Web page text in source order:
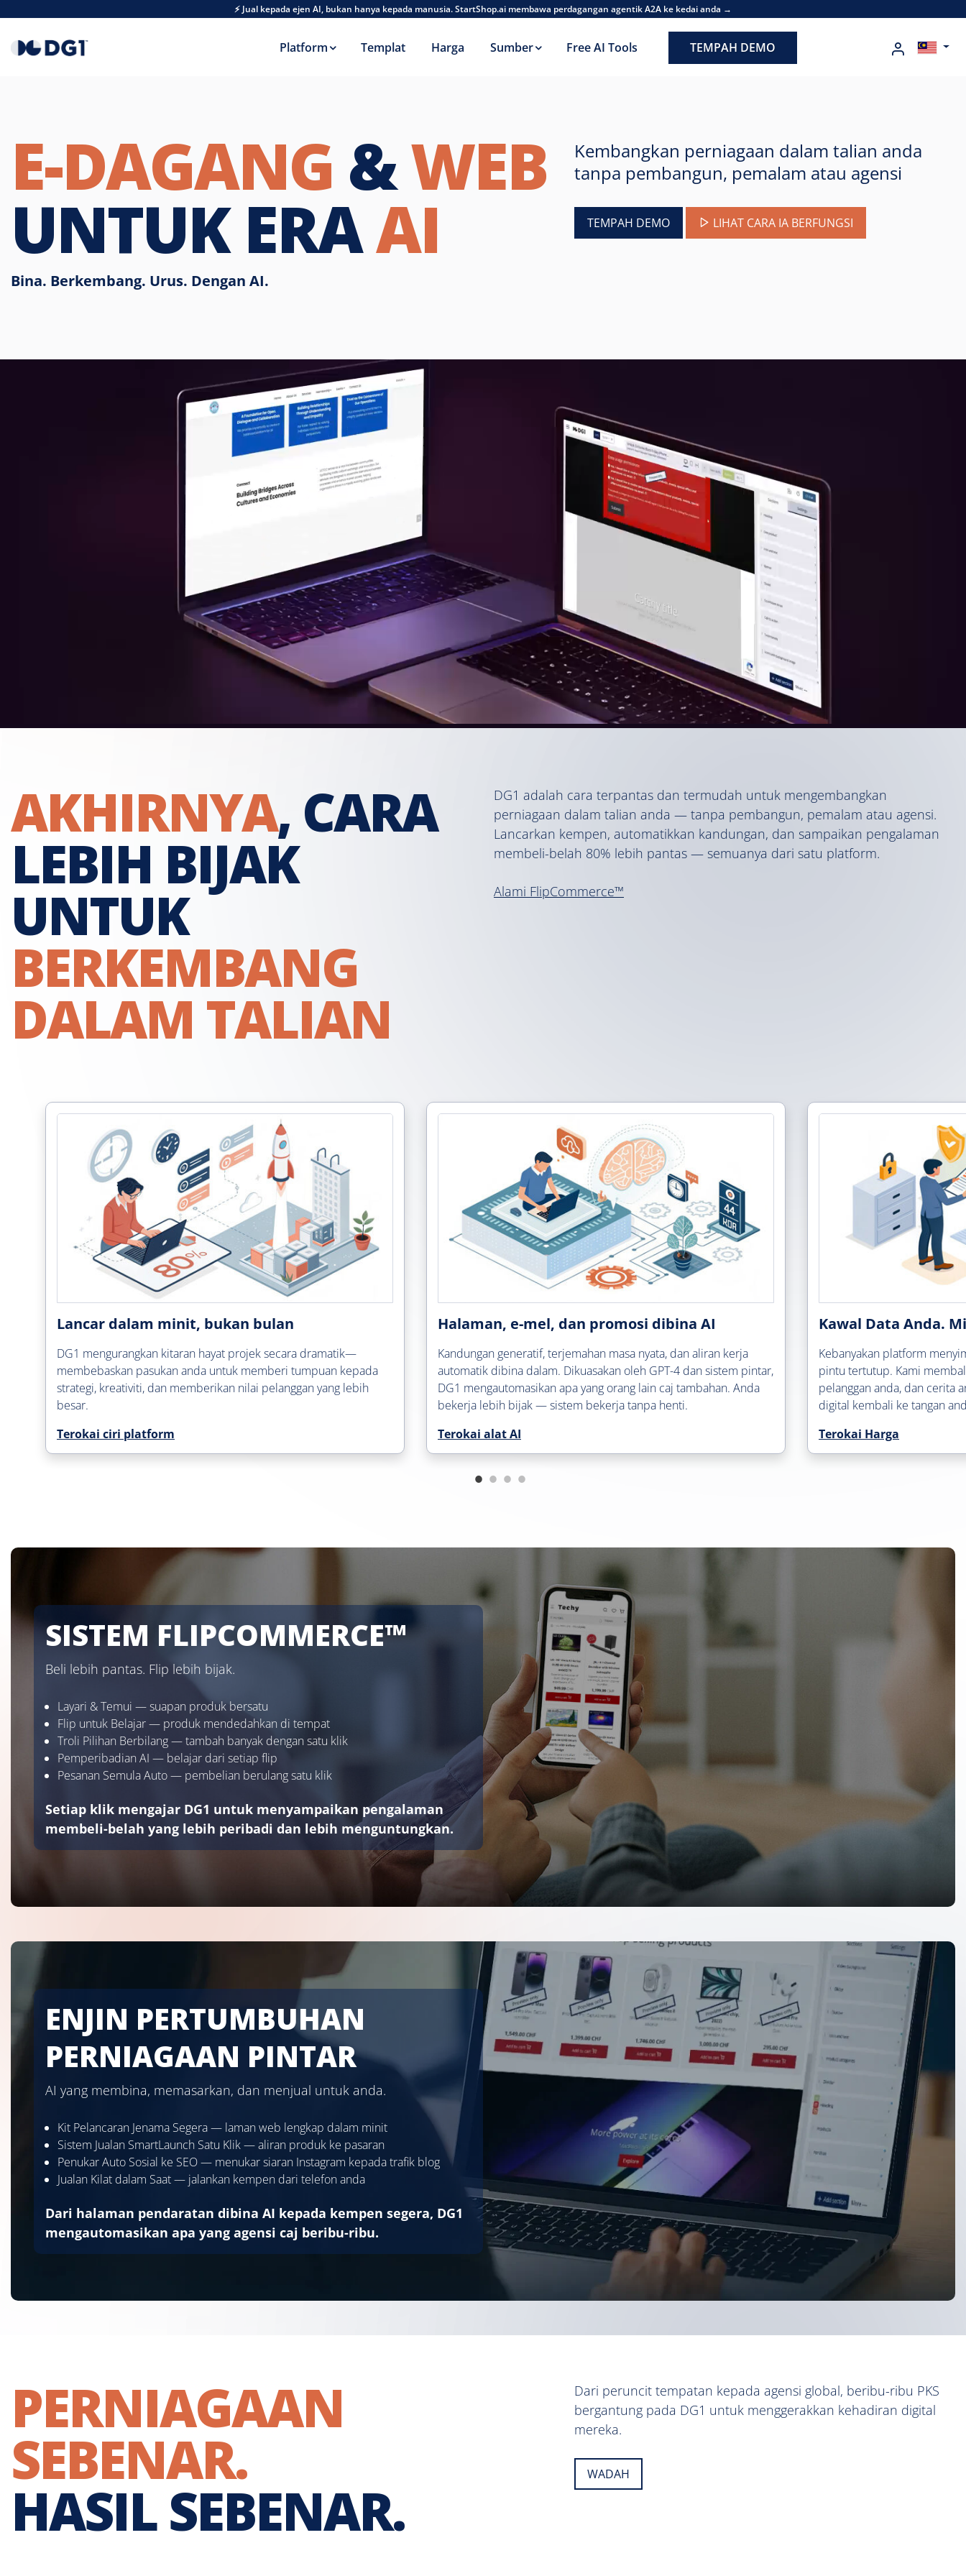
⚡ Jual kepada ejen AI, bukan hanya kepada manusia. StartShop.ai membawa perdagangan agentik A2A ke kedai anda →
Platform Templat Harga Sumber Free AI Tools TEMPAH DEMO
E-DAGANG &WEB
UNTUK ERAAI
Bina. Berkembang. Urus. Dengan AI.
Kembangkan perniagaan dalam talian anda
tanpa pembangun, pemalam atau agensi
TEMPAH DEMO LIHAT CARA IA BERFUNGSI
AKHIRNYA, CARA
LEBIH BIJAK
UNTUK
BERKEMBANG
DALAM TALIAN
DG1 adalah cara terpantas dan termudah untuk mengembangkan
perniagaan dalam talian anda — tanpa pembangun, pemalam atau agensi.
Lancarkan kempen, automatikkan kandungan, dan sampaikan pengalaman
membeli-belah 80% lebih pantas — semuanya dari satu platform.
Alami FlipCommerce™
Lancar dalam minit, bukan bulan
DG1 mengurangkan kitaran hayat projek secara dramatik—
membebaskan pasukan anda untuk memberi tumpuan kepada
strategi, kreativiti, dan memberikan nilai pelanggan yang lebih
besar.
Terokai ciri platform
Halaman, e-mel, dan promosi dibina AI
Kandungan generatif, terjemahan masa nyata, dan aliran kerja
automatik dibina dalam. Dikuasakan oleh GPT-4 dan sistem pintar,
DG1 mengautomasikan apa yang orang lain caj tambahan. Anda
bekerja lebih bijak — sistem bekerja tanpa henti.
Terokai alat AI
Kawal Data Anda.
Kebanyakan platform
pintu tertutup. Kami
pelanggan anda, dan cerita
digital kembali ke tangan
Terokai Harga
SISTEM FLIPCOMMERCE™
Beli lebih pantas. Flip lebih bijak.
Layari & Temui — suapan produk bersatu
Flip untuk Belajar — produk mendedahkan di tempat
Troli Pilihan Berbilang — tambah banyak dengan satu klik
Pemperibadian AI — belajar dari setiap flip
Pesanan Semula Auto — pembelian berulang satu klik
Setiap klik mengajar DG1 untuk menyampaikan pengalaman
membeli-belah yang lebih peribadi dan lebih menguntungkan.
ENJIN PERTUMBUHAN
PERNIAGAAN PINTAR
AI yang membina, memasarkan, dan menjual untuk anda.
Kit Pelancaran Jenama Segera — laman web lengkap dalam minit
Sistem Jualan SmartLaunch Satu Klik — aliran produk ke pasaran
Penukar Auto Sosial ke SEO — menukar siaran Instagram kepada trafik blog
Jualan Kilat dalam Saat — jalankan kempen dari telefon anda
Dari halaman pendaratan dibina AI kepada kempen segera, DG1
mengautomasikan apa yang agensi caj beribu-ribu.
PERNIAGAAN
SEBENAR.
HASIL SEBENAR.
Dari peruncit tempatan kepada agensi global, beribu-ribu PKS
bergantung pada DG1 untuk menggerakkan kehadiran digital
mereka.
WADAH